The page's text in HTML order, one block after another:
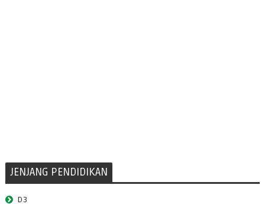
JENJANG PENDIDIKAN
D3